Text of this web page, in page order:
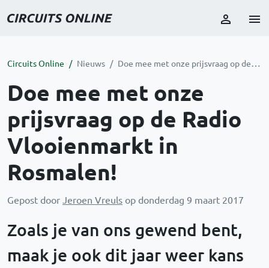
Circuits Online Nieuws Doe mee met onze prijsvraag op de Radio Vlooienmarkt in Rosmalen!
Doe mee met onze
prijsvraag op de Radio
Vlooienmarkt in
Rosmalen!
Gepost door Jeroen Vreuls op donderdag 9 maart 2017
Zoals je van ons gewend bent,
maak je ook dit jaar weer kans